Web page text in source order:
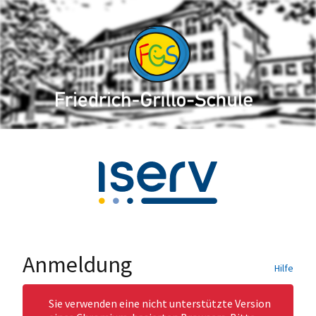
Anmeldung Hilfe
Sie verwenden eine nicht unterstützte Version